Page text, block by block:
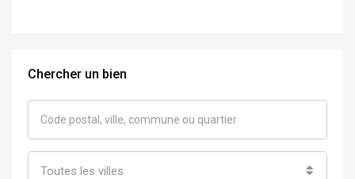
Chercher un bien
Toutes les villes